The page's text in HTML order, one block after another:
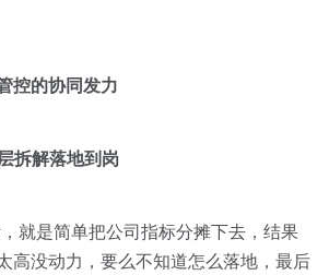
控的协同发力
拆解落地到岗
就是简单把公司指标分摊下去，结果
高没动力，要么不知道怎么落地，最后